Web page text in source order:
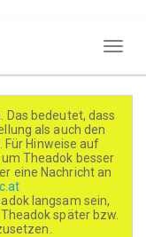
Das bedeutet, dass
als auch den
Für Hinweise auf
Theadok besser
eine Nachricht an
langsam sein,
später bzw.